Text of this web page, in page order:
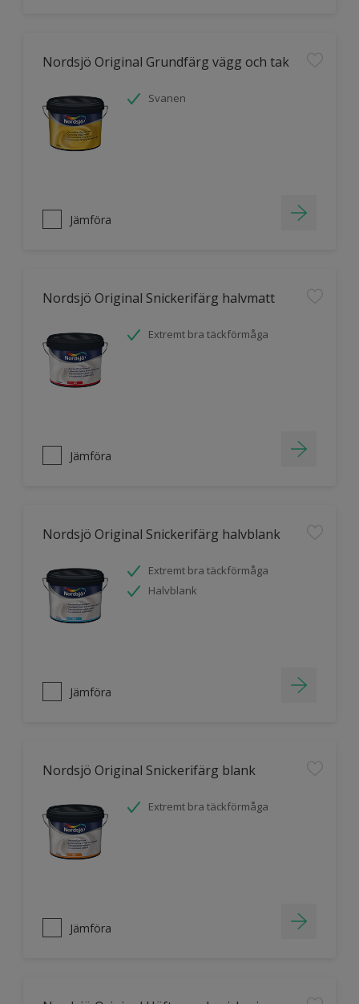
Nordsjö Original Grundfärg vägg och tak
Svanen
Jämföra
Nordsjö Original Snickerifärg halvmatt
Extremt bra täckförmåga
Jämföra
Nordsjö Original Snickerifärg halvblank
Extremt bra täckförmåga
Halvblank
Jämföra
Nordsjö Original Snickerifärg blank
Extremt bra täckförmåga
Jämföra